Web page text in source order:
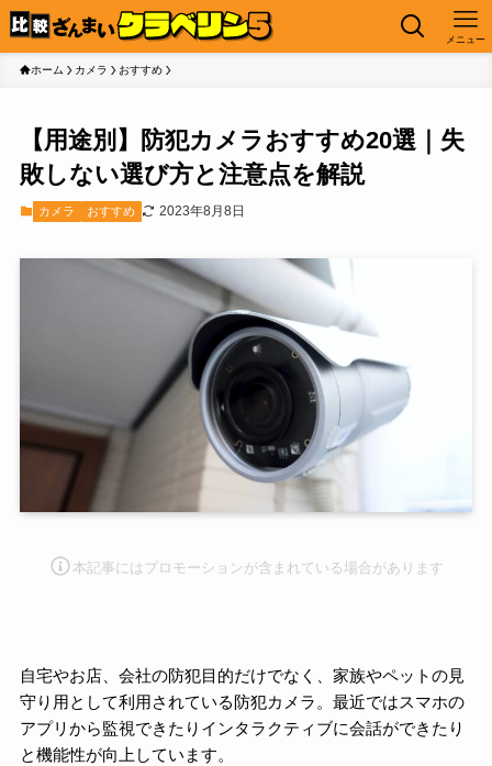
メニュー
ホーム カメラ おすすめ
【用途別】防犯カメラおすすめ20選｜失
敗しない選び方と注意点を解説
カメラ おすすめ 2023年8月8日
本記事にはプロモーションが含まれている場合があります
自宅やお店、会社の防犯目的だけでなく、家族やペットの見
守り用として利用されている防犯カメラ。最近ではスマホの
アプリから監視できたりインタラクティブに会話ができたり
と機能性が向上しています。